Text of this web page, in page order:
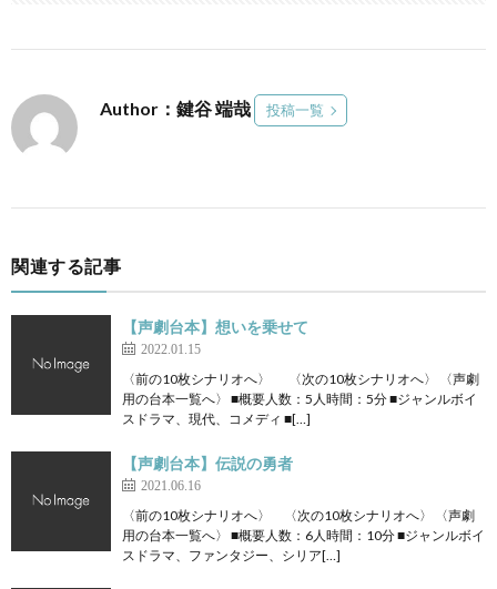
Author：鍵谷 端哉 投稿一覧
関連する記事
【声劇台本】想いを乗せて
2022.01.15
〈前の10枚シナリオへ〉 〈次の10枚シナリオへ〉 〈声劇
用の台本一覧へ〉 ■概要人数：5人時間：5分 ■ジャンルボイ
スドラマ、現代、コメディ ■[…]
【声劇台本】伝説の勇者
2021.06.16
〈前の10枚シナリオへ〉 〈次の10枚シナリオへ〉 〈声劇
用の台本一覧へ〉 ■概要人数：6人時間：10分 ■ジャンルボイ
スドラマ、ファンタジー、シリア[…]